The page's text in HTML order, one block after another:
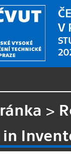
V
>